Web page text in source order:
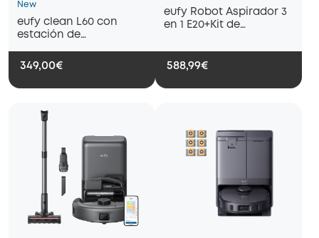
New
eufy clean L60 con
estación de
349,00€
eufy Robot Aspirador 3
en 1 E20+Kit de
588,99€